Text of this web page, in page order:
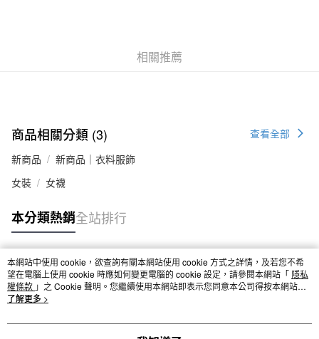
每筆NT$65，滿NT$1,000(含以上)免運費
付款後7-11取貨
每筆NT$65，滿NT$1,000(含以上)免運費
每筆NT$150，滿NT$2,000(含以上)免運費
無印良品門市自取
相關推薦
商品相關分類 (3)
查看全部
新商品
新商品｜衣料服飾
女裝
女襪
本分類熱銷全站排行
熱門標籤
本網站中使用 cookie，欲查詢有關本網站使用 cookie 方式之詳情，及若您不希
望在電腦上使用 cookie 時應如何變更電腦的 cookie 設定，請參閱本網站「 隱私
權條款 」之 Cookie 聲明。您繼續使用本網站即表示您同意本公司得按本網站使
用條款之 Cookie 聲明使用 cookie。
了解更多 >